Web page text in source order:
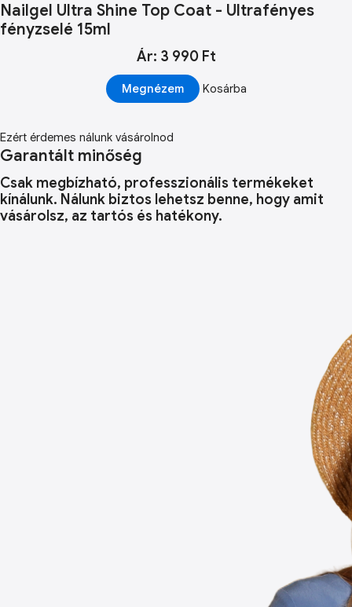
Nailgel Ultra Shine Top Coat - Ultrafényes
fényzselé 15ml
Ár: 3 990 Ft
Megnézem Kosárba
Ezért érdemes nálunk vásárolnod
Garantált minőség
Csak megbízható, professzionális termékeket
kínálunk. Nálunk biztos lehetsz benne, hogy amit
vásárolsz, az tartós és hatékony.